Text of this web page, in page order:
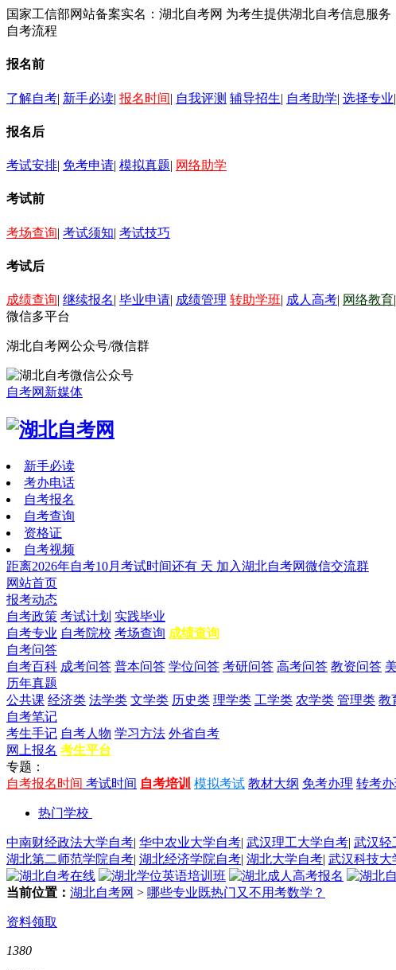
国家工信部网站备案实名：湖北自考网 为考生提供湖北自考信息服
自考流程
报名前
了解自考| 新手必读| 报名时间| 自我评测 辅导招生| 自考助学| 选择专业|
报名后
考试安排| 免考申请| 模拟真题| 网络助学
考试前
考场查询| 考试须知| 考试技巧
考试后
成绩查询| 继续报名| 毕业申请| 成绩管理 转助学班| 成人高考| 网络教育|
微信多平台
湖北自考网公众号/微信群
自考网新媒体
新手必读
考办电话
自考报名
自考查询
资格证
自考视频
距离2026年自考10月考试时间还有 天 加入湖北自考网微信交流群
网站首页
报考动态
自考政策 考试计划 实践毕业
自考专业 自考院校 考场查询 成绩查询
自考问答
自考百科 成考问答 普本问答 学位问答 考研问答 高考问答 教资问答
历年真题
公共课 经济类 法学类 文学类 历史类 理学类 工学类 农学类 管理类 教
自考笔记
考生手记 自考人物 学习方法 外省自考
网上报名 考生平台
专题：
自考报名时间 考试时间 自考培训 模拟考试 教材大纲 免考办理 转考
热门学校
中南财经政法大学自考| 华中农业大学自考| 武汉理工大学自考| 武汉轻
湖北第二师范学院自考| 湖北经济学院自考| 湖北大学自考| 武汉科技大
当前位置： 湖北自考网 > 哪些专业既热门又不用考数学？
资料领取
1380